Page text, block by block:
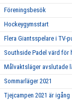
Föreningsbesök
Hockeygymsstart
Flera Giantsspelare i TV-
Southside Padel värd för
Målvaktsläger avslutade
Sommarläger 2021
Tjejcampen 2021 är igång